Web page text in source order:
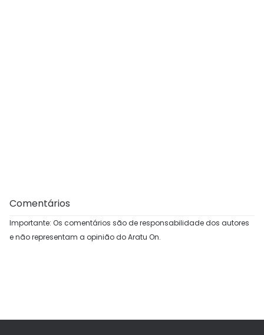
Comentários
Importante: Os comentários são de responsabilidade dos autores
e não representam a opinião do Aratu On.